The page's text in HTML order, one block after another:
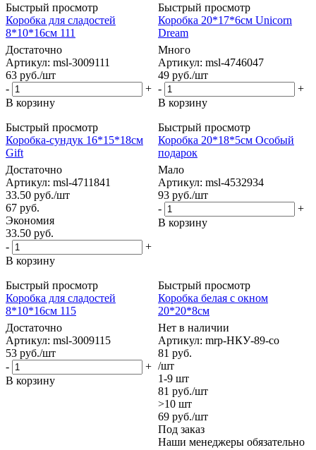
Быстрый просмотр
Коробка для сладостей
8*10*16см 111
Достаточно
Артикул: msl-3009111
63 руб./шт
-
+
В корзину
Быстрый просмотр
Коробка 20*17*6см Unicorn
Dream
Много
Артикул: msl-4746047
49 руб./шт
-
+
В корзину
Быстрый просмотр
Коробка-сундук 16*15*18см
Gift
Достаточно
Артикул: msl-4711841
33.50 руб./шт
67 руб.
Экономия
33.50 руб.
-
+
В корзину
Быстрый просмотр
Коробка 20*18*5см Особый
подарок
Мало
Артикул: msl-4532934
93 руб./шт
-
+
В корзину
Быстрый просмотр
Коробка для сладостей
8*10*16см 115
Достаточно
Артикул: msl-3009115
53 руб./шт
-
+
В корзину
Быстрый просмотр
Коробка белая с окном
20*20*8см
Нет в наличии
Артикул: mrp-НКУ-89-со
81 руб.
/шт
1-9 шт
81 руб./шт
>10 шт
69 руб./шт
Под заказ
Наши менеджеры обязательно